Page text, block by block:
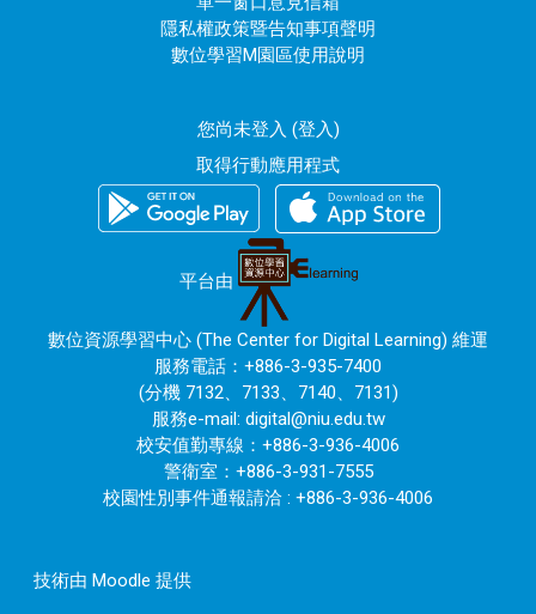
隱私權政策暨告知事項聲明
數位學習M園區使用說明
您尚未登入 (登入)
取得行動應用程式
平台由
數位資源學習中心 (The Center for Digital Learning) 維運
服務電話：+886-3-935-7400
(分機 7132、7133、7140、7131)
服務e-mail: digital@niu.edu.tw
校安值勤專線：+886-3-936-4006
警衛室：+886-3-931-7555
校園性別事件通報請洽 : +886-3-936-4006
技術由 Moodle 提供